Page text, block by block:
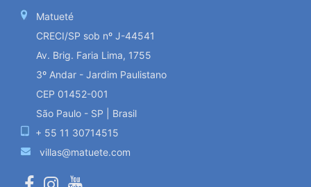
Matueté
CRECI/SP sob nº J-44541
Av. Brig. Faria Lima, 1755
3º Andar - Jardim Paulistano
CEP 01452-001
São Paulo - SP | Brasil
+ 55 11 30714515
villas@matuete.com